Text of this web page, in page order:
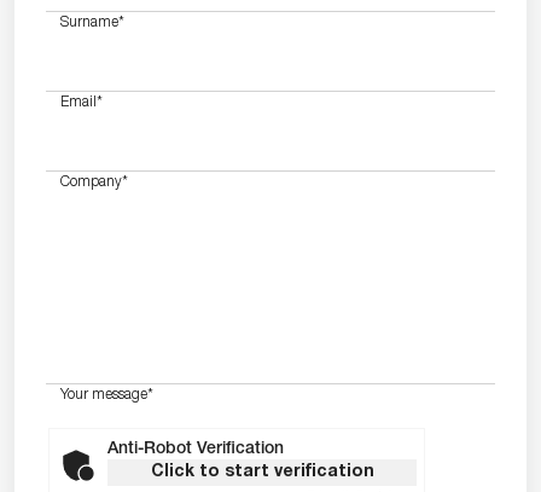
Surname*
Email*
Company*
Your message*
Anti-Robot Verification
Click to start verification